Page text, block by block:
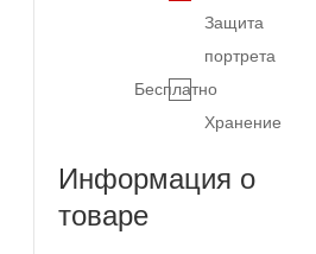
Защита
портрета
Бесплатно
Хранение
Информация о
товаре